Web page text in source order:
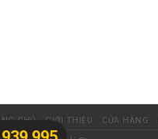
CHỦ GIỚI THIỆU CỬA HÀNG